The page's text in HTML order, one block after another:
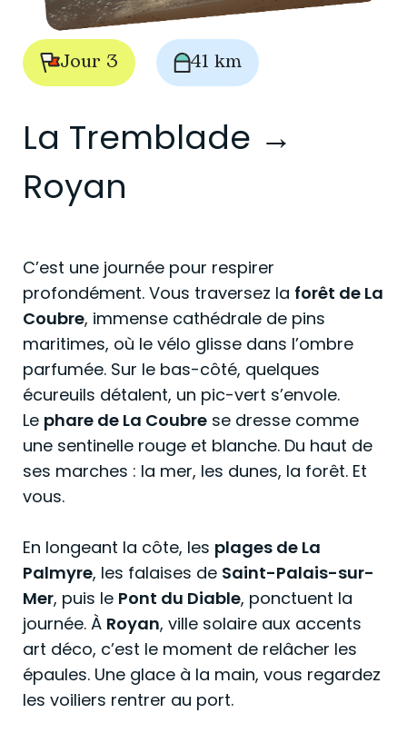
Jour 3 41 km
La Tremblade →
Royan
C’est une journée pour respirer
profondément. Vous traversez la forêt de La
Coubre, immense cathédrale de pins
maritimes, où le vélo glisse dans l’ombre
parfumée. Sur le bas-côté, quelques
écureuils détalent, un pic-vert s’envole.
Le phare de La Coubre se dresse comme
une sentinelle rouge et blanche. Du haut de
ses marches : la mer, les dunes, la forêt. Et
vous.
En longeant la côte, les plages de La
Palmyre, les falaises de Saint-Palais-sur-
Mer, puis le Pont du Diable, ponctuent la
journée. À Royan, ville solaire aux accents
art déco, c’est le moment de relâcher les
épaules. Une glace à la main, vous regardez
les voiliers rentrer au port.